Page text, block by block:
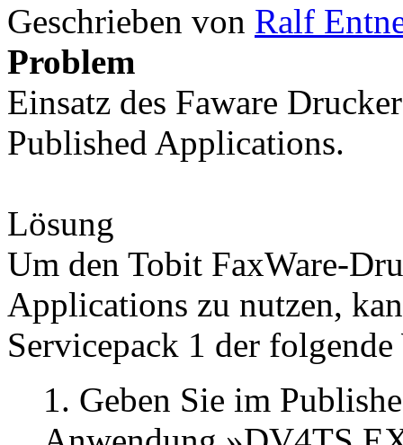
Geschrieben von Ralf
Problem
Einsatz des Faware
Published Applications.
Lösung
Um den Tobit FaxWare-
Applications zu nutzen,
Servicepack 1 der
1. Geben Sie im